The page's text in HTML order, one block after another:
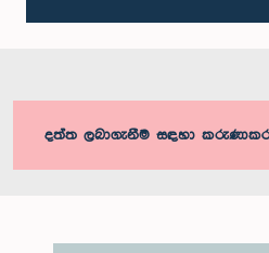
දත්ත ලබාගැනීම සඳහා